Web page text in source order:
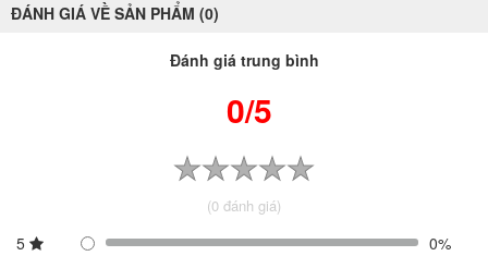
ĐÁNH GIÁ VỀ SẢN PHẨM (0)
Đánh giá trung bình
0/5
(0 đánh giá)
5
0%